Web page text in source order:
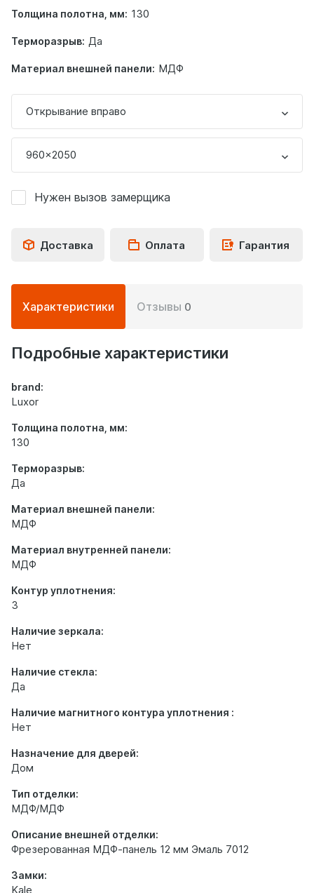
Толщина полотна, мм: 130
Терморазрыв: Да
Материал внешней панели: МДФ
Открывание вправо
960x2050
Нужен вызов замерщика
Доставка Оплата Гарантия
Подробная
информация
о
дверях
Характеристики Отзывы 0
Подробные характеристики
brand:
Luxor
Толщина полотна, мм:
130
Терморазрыв:
Да
Материал внешней панели:
МДФ
Материал внутренней панели:
МДФ
Контур уплотнения:
3
Наличие зеркала:
Нет
Наличие стекла:
Да
Наличие магнитного контура уплотнения :
Нет
Назначение для дверей:
Дом
Тип отделки:
МДФ/МДФ
Описание внешней отделки:
Фрезерованная МДФ-панель 12 мм Эмаль 7012
Замки:
Kale